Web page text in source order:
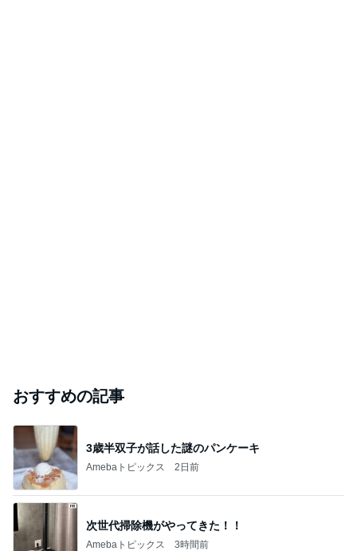
おすすめの記事
3歳半双子が話した謎のパンケーキ
Amebaトピックス 2日前
次世代掃除機がやってきた！！
Amebaトピックス 3時間前